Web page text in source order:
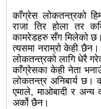
काँग्रेस लोकतन्त्रको
राजा तिर होला तर
कामरेडहरु सँग मिलेको छ।
त्यसमा नराम्रो केही
लोकतन्त्रको लागि धेरै
काँग्रेसका केही नेता
लोकतन्त्र अनिबार्य छ।
एमाले, माओबादी र अन्य
अर्को छैन।